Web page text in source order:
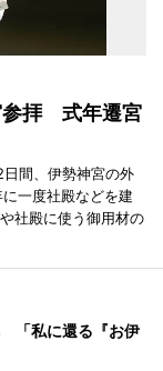
参拝 式年遷宮
間、伊勢神宮の外
一度社殿などを建
社殿に使う御用材の
「私に還る『お伊